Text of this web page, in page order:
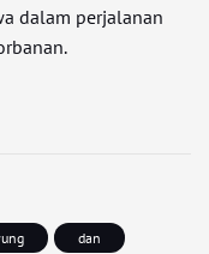
dalam perjalanan
dan